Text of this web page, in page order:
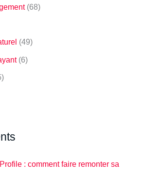
(68)
(49)
(6)
: comment faire remonter sa